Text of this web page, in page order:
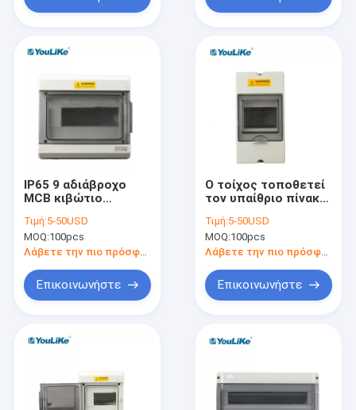
IP65 9 αδιάβροχο
MCB κιβώτιο
ηλεκτρικό κιβώτιο
συνδέσεων με το
διαφανές παράθυρο
Τιμή:5-50USD
MOQ:100pcs
Λάβετε την πιο πρόσφατη τιμή
Επικοινωνήστε
Ο τοίχος τοποθετεί
τον υπαίθριο πίνακα
διανομής MCB
αδιάβροχος
Τιμή:5-50USD
MOQ:100pcs
Επικοινωνήστε